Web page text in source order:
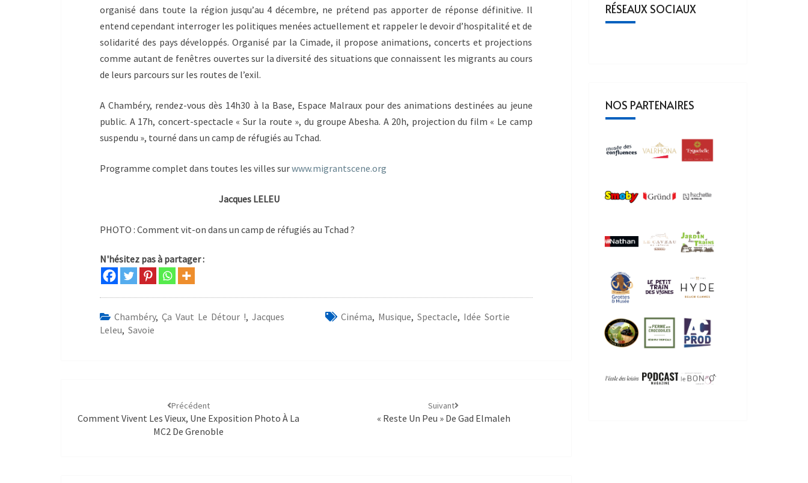
organisé dans toute la région jusqu’au 4 décembre, ne prétend pas apporter de réponse définitive. Il
entend cependant interroger les politiques menées actuellement et rappeler le devoir d’hospitalité et de
solidarité des pays développés. Organisé par la Cimade, il propose animations, concerts et projections
comme autant de fenêtres ouvertes sur la diversité des situations que connaissent les migrants au cours
de leurs parcours sur les routes de l’exil.
A Chambéry, rendez-vous dès 14h30 à la Base, Espace Malraux pour des animations destinées au jeune
public. A 17h, concert-spectacle « Sur la route », du groupe Abesha. A 20h, projection du film « Le camp
suspendu », tourné dans un camp de réfugiés au Tchad.
Programme complet dans toutes les villes surwww.migrantscene.org
Jacques LELEU
PHOTO : Comment vit-on dans un camp de réfugiés au Tchad ?
N'hésitez pas à partager :
Chambéry, Ça Vaut Le Détour !, Jacques
Leleu, Savoie
Cinéma, Musique, Spectacle, Idée Sortie
Précédent
Comment Vivent Les Vieux, Une Exposition Photo À La
MC2 De Grenoble
Suivant
« Reste Un Peu » De Gad Elmaleh
RÉSEAUX SOCIAUX
NOS PARTENAIRES